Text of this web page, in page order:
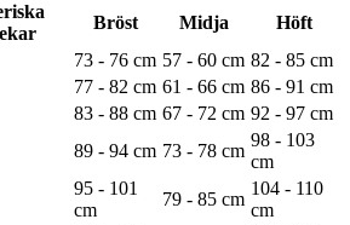
Bröst Midja
Höft
73 - 76 cm 57 - 60 cm 82 - 85 cm
77 - 82 cm 61 - 66 cm 86 - 91 cm
83 - 88 cm 67 - 72 cm 92 - 97 cm
89 - 94 cm 73 - 78 cm
98 - 103
cm
95 - 101
cm
79 - 85 cm
104 - 110
cm